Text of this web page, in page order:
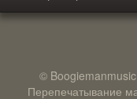
©
Перепечатывание